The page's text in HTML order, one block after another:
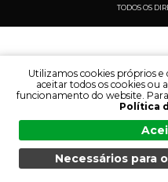
TODOS OS
MENU PESQUISA
PESQUISA:
IDIOMA:
Utilizamos cookies próprios e
aceitar todos os cookies ou
funcionamento do website.
Política
Necessários para